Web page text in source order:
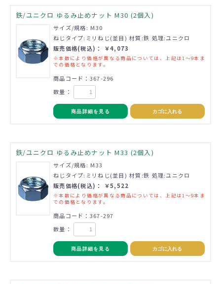
鉄/ユニクロ ゆるみ止めナット M30 (2個入)
サイズ/規格: M30
ねじタイプ:ミリねじ(並目) 材質:鉄 処理:ユニクロ
販売価格(税込)： ￥4,073
※本数により価格が異なる商品については、上記は1～9本ま
での価格となります。
商品コード：367-296
数量：
商品詳細を見る カゴに入れる
鉄/ユニクロ ゆるみ止めナット M33 (2個入)
サイズ/規格: M33
ねじタイプ:ミリねじ(並目) 材質:鉄 処理:ユニクロ
販売価格(税込)： ￥5,522
※本数により価格が異なる商品については、上記は1～9本ま
での価格となります。
商品コード：367-297
数量：
商品詳細を見る カゴに入れる